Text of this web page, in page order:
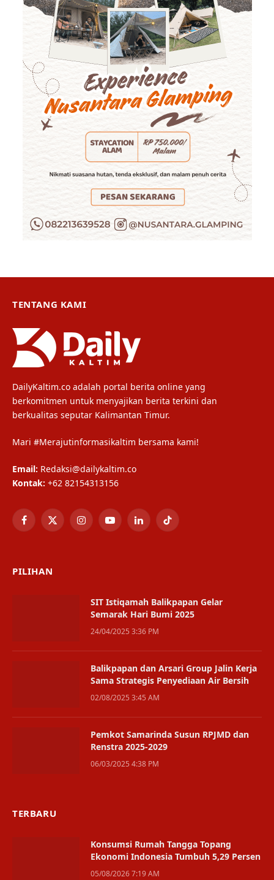
TENTANG KAMI
DailyKaltim.co adalah portal berita online yang
berkomitmen untuk menyajikan berita terkini dan
berkualitas seputar Kalimantan Timur.
Mari #Merajutinformasikaltim bersama kami!
Email: Redaksi@dailykaltim.co
Kontak: +62 82154313156
Facebook
X
InstagramYouTubeLinkedInTikTok
PILIHAN
SIT Istiqamah Balikpapan Gelar
Semarak Hari Bumi 2025
24/04/2025 3:36 PM
Balikpapan dan Arsari Group Jalin Kerja
Sama Strategis Penyediaan Air Bersih
02/08/2025 3:45 AM
Pemkot Samarinda Susun RPJMD dan
Renstra 2025-2029
06/03/2025 4:38 PM
TERBARU
Konsumsi Rumah Tangga Topang
Ekonomi Indonesia Tumbuh 5,29 Persen
05/08/2026 7:19 AM